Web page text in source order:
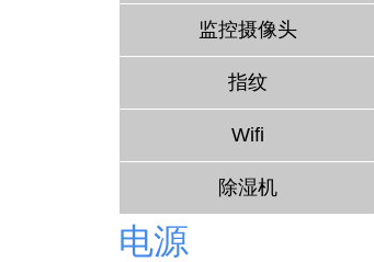
监控摄像头
指纹
Wifi
除湿机
电源